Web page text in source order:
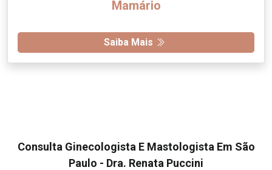
Mamário
Saiba Mais
Consulta Ginecologista E Mastologista Em São
Paulo - Dra. Renata Puccini